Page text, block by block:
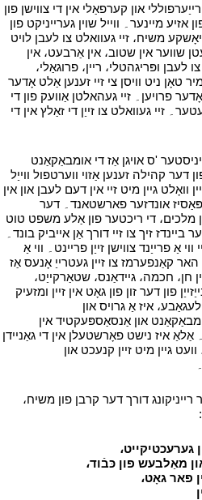
און קערפאַלי אין די צווישן פון
מיינער۔ ווייל שוין גערייניקט פון
משיח، זיי געוואלט צו לעבן לויט
שווער אין שטוב، אין אַרבעט، אין
לעבן ופּריגהטלי، ריין، פרוגאַלי،
טאָן ניט וויסן צי זיי זענען אַלט אָדער
פרויען۔ זיי געהאלטן אַוועק פון די
זיי געוואלט צו זייַן די זאַלץ אין די
'ס אויגן אַז די אומבאַקאַנט
דער קהילה זענען אַזוי ווערטפול ווייַל
גיין מיט זיי אין דעם לעבן און אין
אונדזער פארשטאנד۔ דער
מלכים، די ריכטער פון אַלע משפט טוט
זיך צו זיי דורך אַן אייביק בונד۔
אַ פרייַנד צווישן זייַן פריינט۔ ווי אַ
האר קאַנפערמז צו זיין געטרייַ אָנעס אַז
חן، חכמה، גיידאַנס، שטאַרקייַט،
פון דער זון פון גאָט אין זיין ומזעיק
איז אַ גרויס און
און אַנסאַספּעקטיד אין
איז נישט פאָרשטעלן אין די גאַניידן
גיין מיט זיין קנעכט און
רייניקונג דורך דער קרבן פון משיח،
גערעכטיקייט،
מאַלבעש פון כּבֿוד،
פאר גאָט،